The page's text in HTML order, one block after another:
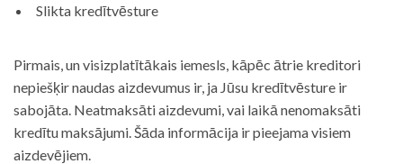
Slikta kredītvēsture
Pirmais, un visizplatītākais iemesls, kāpēc ātrie kreditori
nepiešķir naudas aizdevumus ir, ja Jūsu kredītvēsture ir
sabojāta. Neatmaksāti aizdevumi, vai laikā nenomaksāti
kredītu maksājumi. Šāda informācija ir pieejama visiem
aizdevējiem.